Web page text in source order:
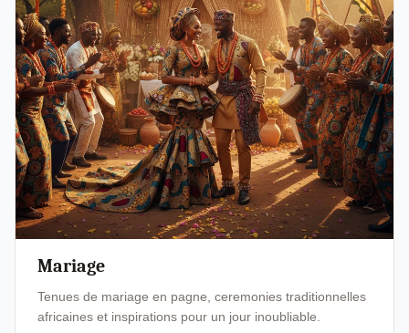
Mariage
Tenues de mariage en pagne, ceremonies traditionnelles
africaines et inspirations pour un jour inoubliable.